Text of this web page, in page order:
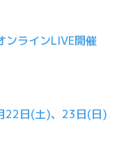
ラインLIVE開催
22日(土)、23日(日)